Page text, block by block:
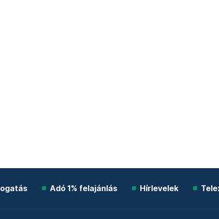
Adó 1% felajánlás Hírlevelek